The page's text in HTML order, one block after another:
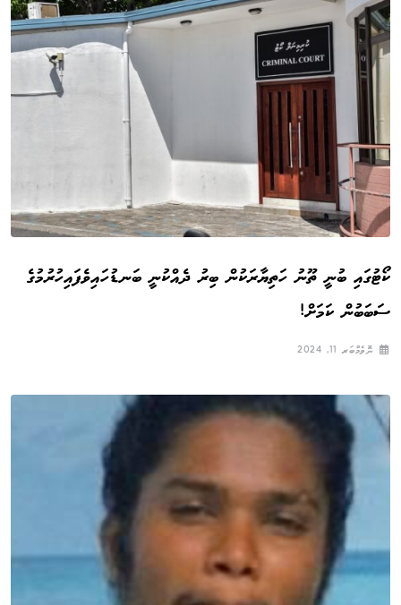
ކޯޓުގައި ބުނީ ތޫނު ހަތިޔާރަކުން ބިރު ދެއްކުނީ ބަނޑުހައިވެފައިހުރުމުގެ
ސަބަބުން ކަމަށް!
ނޮވެމްބަރ 11, 2024